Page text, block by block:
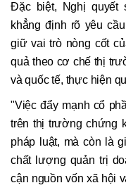
Đặc biệt, Nghị quyết
khẳng định rõ yêu
giữ vai trò nòng cốt
quả theo cơ chế thị
và quốc tế, thực hiện
"Việc đẩy mạnh cổ
trên thị trường chứng
pháp luật, mà còn là
chất lượng quản trị
cận nguồn vốn xã hội